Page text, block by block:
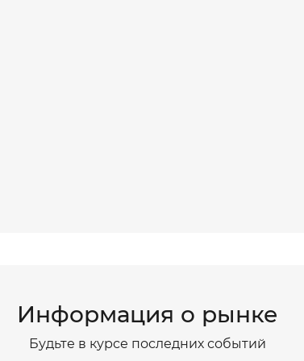
Информация о рынке
Будьте в курсе последних событий